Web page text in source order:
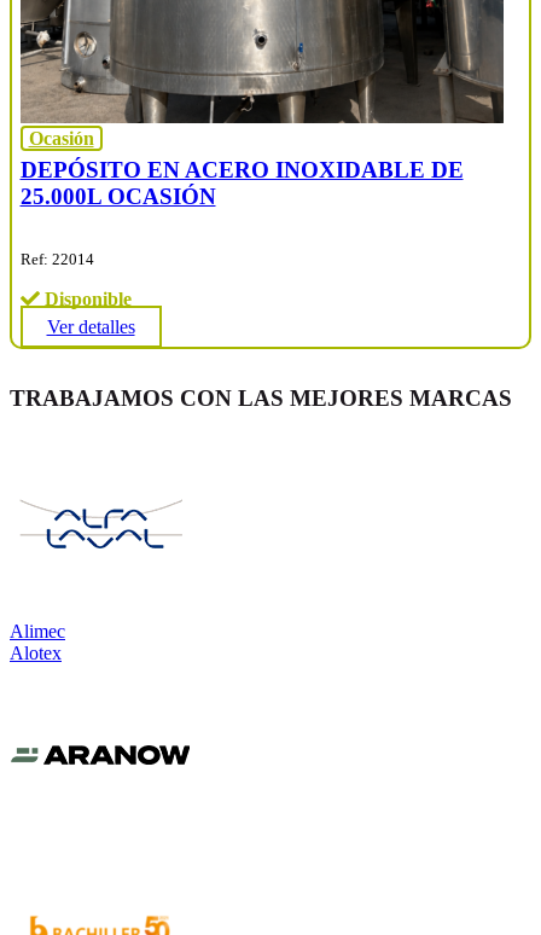
Ocasión
DEPÓSITO EN ACERO INOXIDABLE DE
25.000L OCASIÓN
Ref: 22014
Disponible
Ver detalles
TRABAJAMOS CON LAS MEJORES MARCAS
Alimec
Alotex